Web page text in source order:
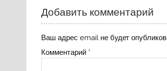
Добавить комментарий
Ваш адрес email не будет
Комментарий *